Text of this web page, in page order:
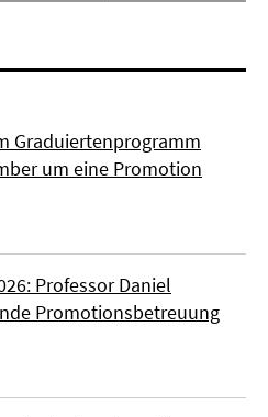
Graduiertenprogramm
um eine Promotion
Professor Daniel
Promotionsbetreuung